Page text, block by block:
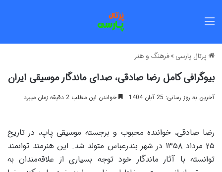
پرتال پارسی »فرهنگ و هنر
بیوگرافی کامل رضا صادقی، صدای ماندگار موسیقی ایران
آخرین به روز رسانی: 25 آبان 1404 خواندن این مطلب 2 دقیقه زمان میبرد
رضا صادقی، خواننده محبوب و برجسته موسیقی پاپ، در تاریخ
۲۵ مرداد ۱۳۵۸ در شهر بندرعباس متولد شد. این هنرمند توانمند
توانسته با آثار ماندگار خود توجه بسیاری از علاقه‌مندان به